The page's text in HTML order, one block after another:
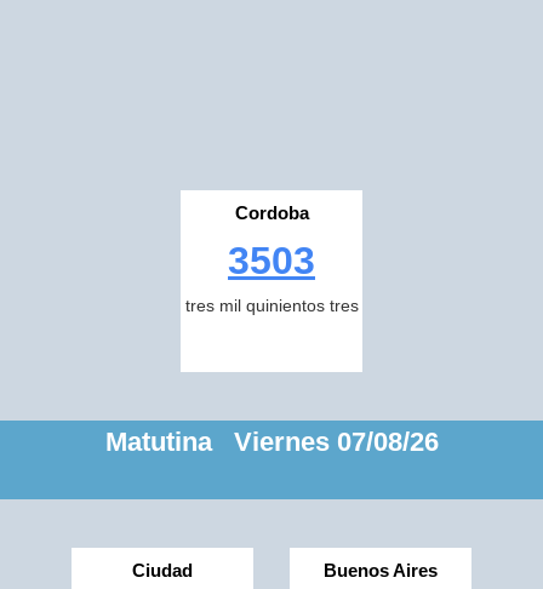
Cordoba
3503
tres mil quinientos tres
Matutina Viernes 07/08/26
Ciudad Buenos Aires